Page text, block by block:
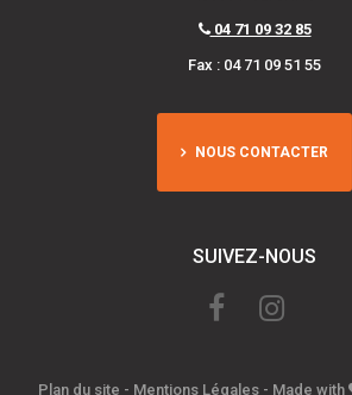
04 71 09 32 85
Fax : 04 71 09 51 55
NOUS CONTACTER
SUIVEZ-NOUS
Plan du site - Mentions Légales- Made with